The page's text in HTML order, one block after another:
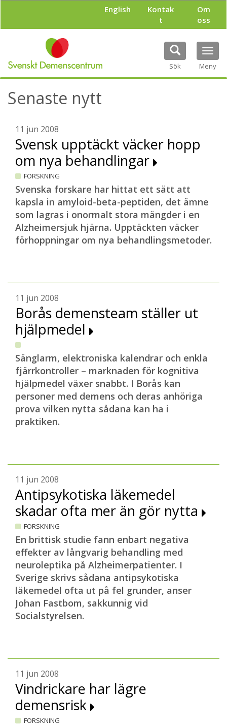
l
English
Kontak
t
Om
oss
Sök Meny
Senaste nytt
11 jun 2008
Svensk upptäckt väcker hopp
om nya behandlingar
FORSKNING
Svenska forskare har hittat ett sätt att
kapsla in amyloid-beta-peptiden, det ämne
som lagras i onormalt stora mängder i en
Alzheimersjuk hjärna. Upptäckten väcker
förhoppningar om nya behandlingsmetoder.
11 jun 2008
Borås demensteam ställer ut
hjälpmedel
Sänglarm, elektroniska kalendrar och enkla
fjärrkontroller – marknaden för kognitiva
hjälpmedel växer snabbt. I Borås kan
personer med demens och deras anhöriga
prova vilken nytta sådana kan ha i
praktiken.
11 jun 2008
Antipsykotiska läkemedel
skadar ofta mer än gör nytta
FORSKNING
En brittisk studie fann enbart negativa
effekter av långvarig behandling med
neuroleptika på Alzheimerpatienter. I
Sverige skrivs sådana antipsykotiska
läkemedel ofta ut på fel grunder, anser
Johan Fastbom, sakkunnig vid
Socialstyrelsen.
11 jun 2008
Vindrickare har lägre
demensrisk
FORSKNING